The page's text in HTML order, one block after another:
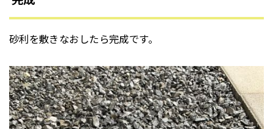
砂利を敷きなおしたら完成です。